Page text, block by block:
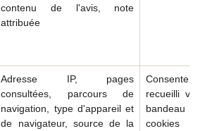
contenu de l'avis, note
attribuée
Adresse IP, pages
consultées, parcours de
navigation, type d'appareil et
de navigateur, source de la
Consentement
recueilli via le
bandeau
cookies